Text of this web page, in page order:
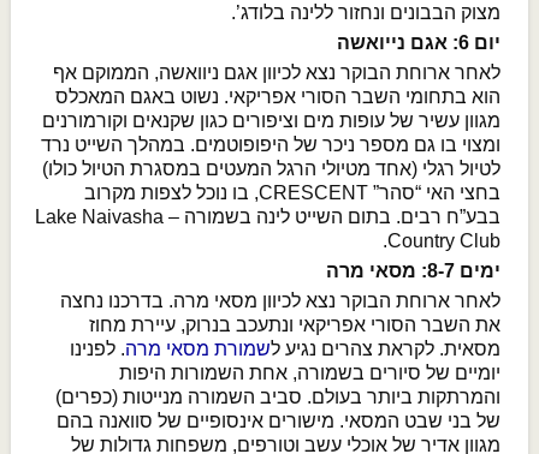
מצוק הבבונים ונחזור ללינה בלודג’.
יום 6: אגם נייואשה
לאחר ארוחת הבוקר נצא לכיוון אגם ניוואשה, הממוקם אף
הוא בתחומי השבר הסורי אפריקאי. נשוט באגם המאכלס
מגוון עשיר של עופות מים וציפורים כגון שקנאים וקורמורנים
ומצוי בו גם מספר ניכר של היפופוטמים. במהלך השייט נרד
לטיול רגלי (אחד מטיולי הרגל המעטים במסגרת הטיול כולו)
בחצי האי “סהר” CRESCENT, בו נוכל לצפות מקרוב
בבע”ח רבים. בתום השייט לינה בשמורה – Lake Naivasha
Country Club.
ימים 8-7: מסאי מרה
לאחר ארוחת הבוקר נצא לכיוון מסאי מרה. בדרכנו נחצה
את השבר הסורי אפריקאי ונתעכב בנרוק, עיירת מחוז
מסאית. לקראת צהרים נגיע לשמורת מסאי מרה. לפנינו
יומיים של סיורים בשמורה, אחת השמורות היפות
והמרתקות ביותר בעולם. סביב השמורה מנייטות (כפרים)
של בני שבט המסאי. מישורים אינסופיים של סוואנה בהם
מגוון אדיר של אוכלי עשב וטורפים, משפחות גדולות של